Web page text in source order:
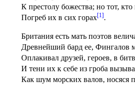
К престолу божества; но тот,
Погреб их в сих горах[1].
Британия есть мать поэтов
Древнейший бард ее, Фингалов
Оплакивал друзей, героев, в
И тени их к себе из гроба
Как шум морских валов, носяся